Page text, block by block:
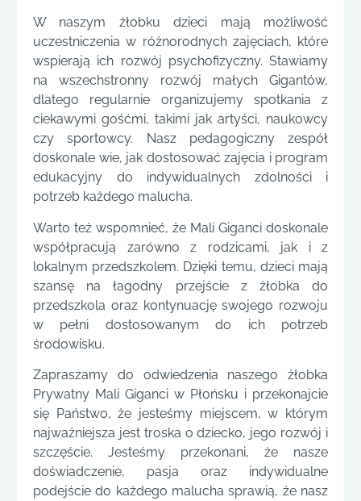
W naszym żłobku dzieci mają możliwość
uczestniczenia w różnorodnych zajęciach, które
wspierają ich rozwój psychofizyczny. Stawiamy
na wszechstronny rozwój małych Gigantów,
dlatego regularnie organizujemy spotkania z
ciekawymi gośćmi, takimi jak artyści, naukowcy
czy sportowcy. Nasz pedagogiczny zespół
doskonale wie, jak dostosować zajęcia i program
edukacyjny do indywidualnych zdolności i
potrzeb każdego malucha.
Warto też wspomnieć, że Mali Giganci doskonale
współpracują zarówno z rodzicami, jak i z
lokalnym przedszkolem. Dzięki temu, dzieci mają
szansę na łagodny przejście z żłobka do
przedszkola oraz kontynuację swojego rozwoju
w pełni dostosowanym do ich potrzeb
środowisku.
Zapraszamy do odwiedzenia naszego żłobka
Prywatny Mali Giganci w Płońsku i przekonajcie
się Państwo, że jesteśmy miejscem, w którym
najważniejsza jest troska o dziecko, jego rozwój i
szczęście. Jesteśmy przekonani, że nasze
doświadczenie, pasja oraz indywidualne
podejście do każdego malucha sprawią, że nasz